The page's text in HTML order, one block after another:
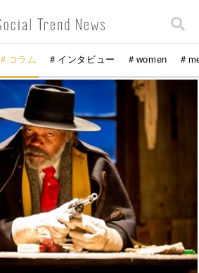
＃コラム ＃インタビュー ＃women ＃